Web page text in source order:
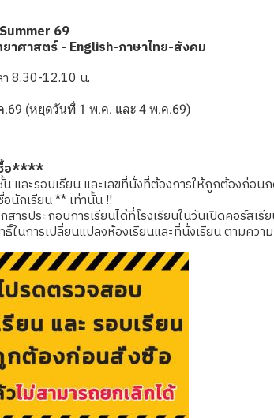
69
าศาสตร์ - English-ภาษาไทย-สังคม
8.30-12.10 น.
.69 (หยุดวันที่ 1 พ.ค. และ 4 พ.ค.69)
อ****
และรอบเรียน และเลขที่นั่งที่ต้องการให้ถูกต้องก่อนก
นักเรียน ** เท่านั้น !!
สารประกอบการเรียนได้ที่โรงเรียนในวันเปิดคอร์สเ
ธิ์ในการเปลี่ยนแปลงห้องเรียนและที่นั่งเรียน ตามควา